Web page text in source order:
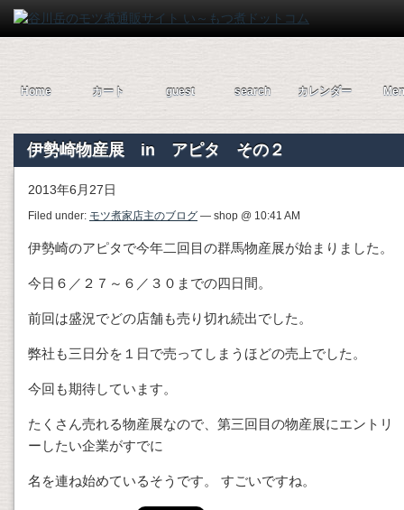
Home カート guest search カレンダー
伊勢崎物産展 in アピタ その２
2013年6月27日
Filed under: モツ煮家店主のブログ — shop @ 10:41 AM
伊勢崎のアピタで今年二回目の群馬物産展が始まりました。
今日６／２７～６／３０までの四日間。
前回は盛況でどの店舗も売り切れ続出でした。
弊社も三日分を１日で売ってしまうほどの売上でした。
今回も期待しています。
たくさん売れる物産展なので、第三回目の物産展にエントリ
ーしたい企業がすでに
名を連ね始めているそうです。 すごいですね。